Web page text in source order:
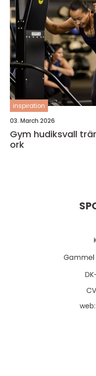
inspiration
03. March 2026
Gym hudiksvall träning för vardag, hälsa och
ork
web: